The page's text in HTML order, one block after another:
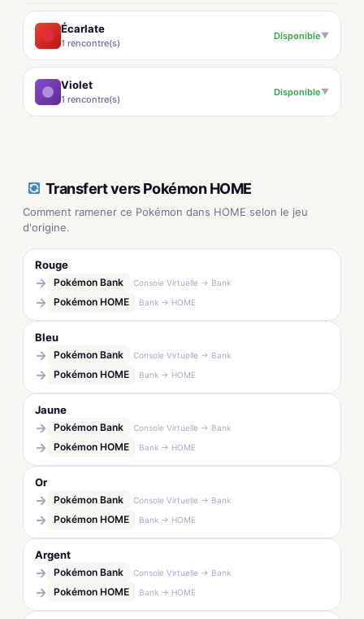
Écarlate
1 rencontre(s)
Disponible▼
Violet
1 rencontre(s)
Disponible▼
Transfert vers Pokémon HOME
Comment ramener ce Pokémon dans HOME selon le jeu
d'origine.
Rouge
→ Pokémon Bank Console Virtuelle → Bank
→ Pokémon HOME Bank → HOME
Bleu
→ Pokémon Bank Console Virtuelle → Bank
→ Pokémon HOME Bank → HOME
Jaune
→ Pokémon Bank Console Virtuelle → Bank
→ Pokémon HOME Bank → HOME
Or
→ Pokémon Bank Console Virtuelle → Bank
→ Pokémon HOME Bank → HOME
Argent
→ Pokémon Bank Console Virtuelle → Bank
→ Pokémon HOME Bank → HOME